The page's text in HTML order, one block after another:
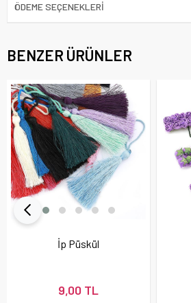
ÖDEME SEÇENEKLERI
BENZER ÜRÜNLER
İp Püskül
9,00 TL